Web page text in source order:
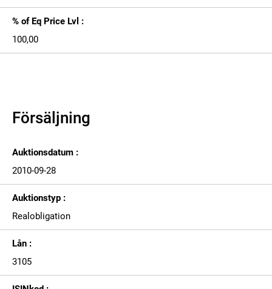
% of Eq Price Lvl :
100,00
Försäljning
Auktionsdatum :
2010-09-28
Auktionstyp :
Realobligation
Lån :
3105